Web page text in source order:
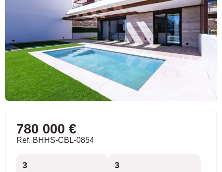
780 000 €
Ref. BHHS-CBL-0854
3 3